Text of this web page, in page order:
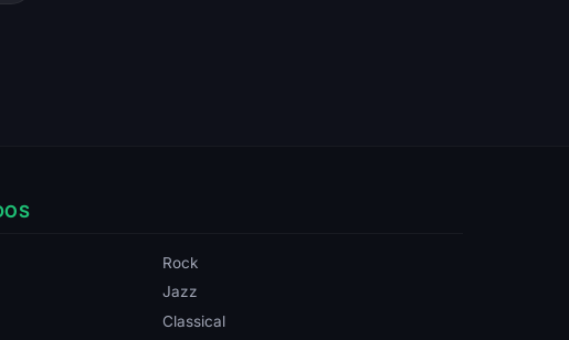
Rock
Jazz
Classical